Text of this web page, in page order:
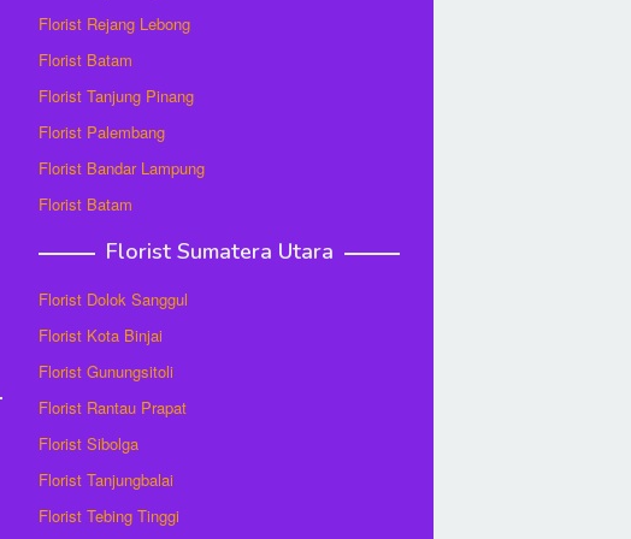
Florist Rejang Lebong
Florist Batam
Florist Tanjung Pinang
Florist Palembang
Florist Bandar Lampung
Florist Batam
Florist Sumatera Utara
Florist Dolok Sanggul
Florist Kota Binjai
Florist Gunungsitoli
Florist Rantau Prapat
Florist Sibolga
Florist Tanjungbalai
Florist Tebing Tinggi